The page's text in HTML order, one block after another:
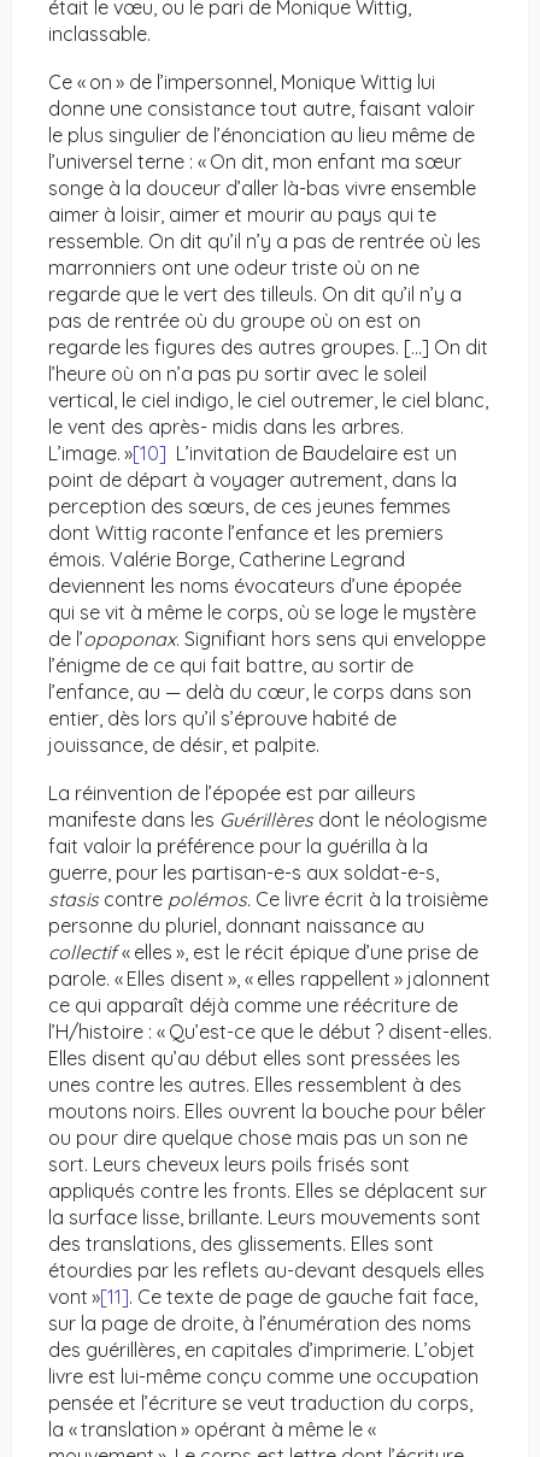
était le vœu, ou le pari de Monique Wittig,
inclassable.
Ce « on » de l’impersonnel, Monique Wittig lui
donne une consistance tout autre, faisant valoir
le plus singulier de l’énonciation au lieu même de
l’universel terne : « On dit, mon enfant ma sœur
songe à la douceur d’aller là-bas vivre ensemble
aimer à loisir, aimer et mourir au pays qui te
ressemble. On dit qu’il n’y a pas de rentrée où les
marronniers ont une odeur triste où on ne
regarde que le vert des tilleuls. On dit qu’il n’y a
pas de rentrée où du groupe où on est on
regarde les figures des autres groupes. […] On dit
l’heure où on n’a pas pu sortir avec le soleil
vertical, le ciel indigo, le ciel outremer, le ciel blanc,
le vent des après- midis dans les arbres.
L’image. »[10] L’invitation de Baudelaire est un
point de départ à voyager autrement, dans la
perception des sœurs, de ces jeunes femmes
dont Wittig raconte l’enfance et les premiers
émois. Valérie Borge, Catherine Legrand
deviennent les noms évocateurs d’une épopée
qui se vit à même le corps, où se loge le mystère
de l’opoponax. Signifiant hors sens qui enveloppe
l’énigme de ce qui fait battre, au sortir de
l’enfance, au — delà du cœur, le corps dans son
entier, dès lors qu’il s’éprouve habité de
jouissance, de désir, et palpite.
La réinvention de l’épopée est par ailleurs
manifeste dans les Guérillères dont le néologisme
fait valoir la préférence pour la guérilla à la
guerre, pour les partisan-e-s aux soldat-e-s,
stasis contre polémos. Ce livre écrit à la troisième
personne du pluriel, donnant naissance au
collectif« elles », est le récit épique d’une prise de
parole. « Elles disent », « elles rappellent » jalonnent
ce qui apparaît déjà comme une réécriture de
l’H/histoire : « Qu’est-ce que le début ? disent-elles.
Elles disent qu’au début elles sont pressées les
unes contre les autres. Elles ressemblent à des
moutons noirs. Elles ouvrent la bouche pour bêler
ou pour dire quelque chose mais pas un son ne
sort. Leurs cheveux leurs poils frisés sont
appliqués contre les fronts. Elles se déplacent sur
la surface lisse, brillante. Leurs mouvements sont
des translations, des glissements. Elles sont
étourdies par les reflets au-devant desquels elles
vont »[11]. Ce texte de page de gauche fait face,
sur la page de droite, à l’énumération des noms
des guérillères, en capitales d’imprimerie. L’objet
livre est lui-même conçu comme une occupation
pensée et l’écriture se veut traduction du corps,
la « translation » opérant à même le «